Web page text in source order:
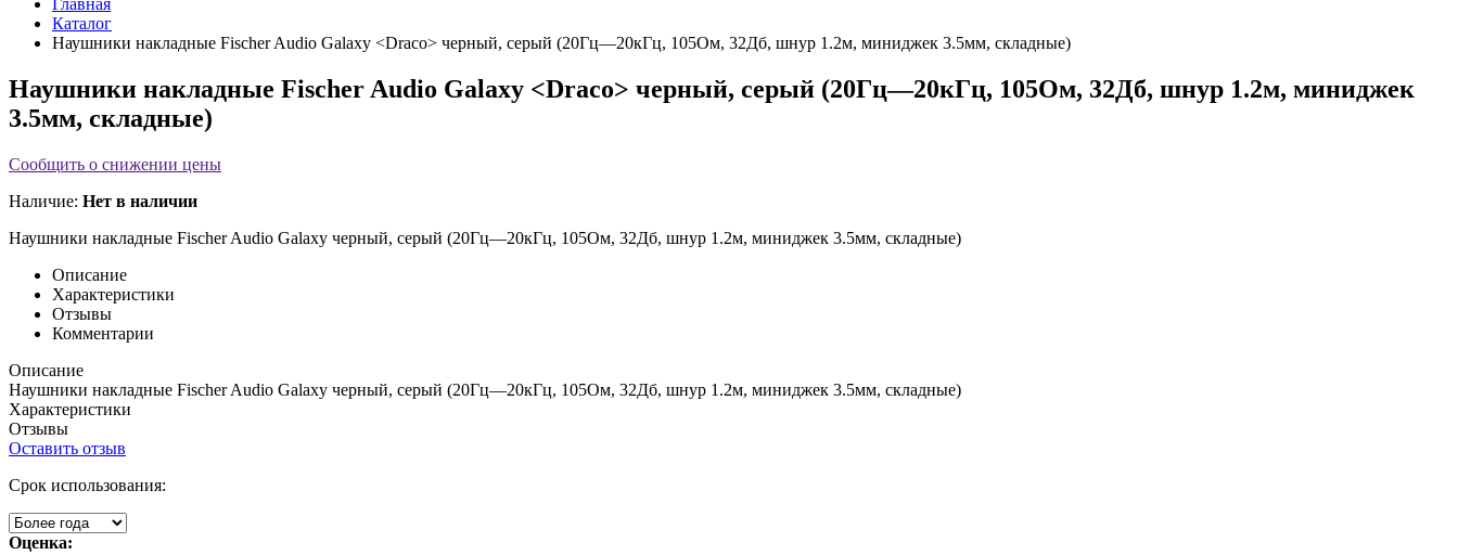
Главная
Каталог
Наушники накладные Fischer Audio Galaxy <Draco> черный, серый (20Гц—20кГц, 105Ом, 32Дб, шнур 1.2м, миниджек 3.5мм, складные)
Наушники накладные Fischer Audio Galaxy <Draco> черный, серый (20Гц—20кГц, 105Ом, 32Дб, шнур 1.2м, миниджек
3.5мм, складные)
Сообщить о снижении цены
Наличие: Нет в наличии
Наушники накладные Fischer Audio Galaxy черный, серый (20Гц—20кГц, 105Ом, 32Дб, шнур 1.2м, миниджек 3.5мм, складные)
Описание
Характеристики
Отзывы
Комментарии
Описание
Наушники накладные Fischer Audio Galaxy черный, серый (20Гц—20кГц, 105Ом, 32Дб, шнур 1.2м, миниджек 3.5мм, складные)
Характеристики
Отзывы
Оставить отзыв
Срок использования:
Оценка: